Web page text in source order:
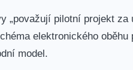
„považují pilotní projekt
elektronického
model.